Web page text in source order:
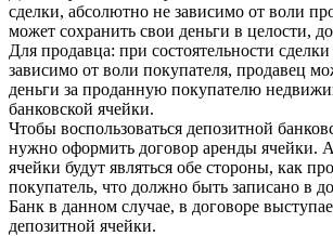
сделки, абсолютно не зависимо от воли
может сохранить свои деньги в целости,
Для продавца: при состоятельности
зависимо от воли покупателя, продавец
деньги за проданную покупателю
банковской ячейки.
Чтобы воспользоваться депозитной
нужно оформить договор аренды ячейки.
ячейки будут являться обе стороны, как
покупатель, что должно быть записано в
Банк в данном случае, в договоре
депозитной ячейки.